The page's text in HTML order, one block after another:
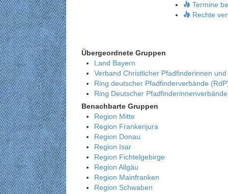
Termine
Rechte
Übergeordnete Gruppen
Land Bayern
Verband Christlicher Pfadfinderinnen
Ring deutscher Pfadfinderverbände
Ring Deutscher
Benachbarte Gruppen
Region Mitte
Region Frankenjura
Region Donau
Region Isar
Region Fichtelgebirge
Region Allgäu
Region Mainfranken
Region Schwaben